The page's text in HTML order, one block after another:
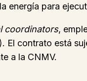
energía para
coordinators,
El contrato está
a la CNMV.